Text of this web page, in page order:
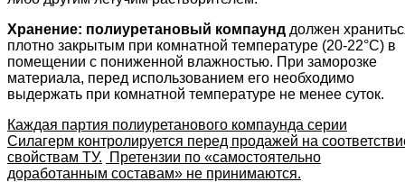
Хранение: полиуретановый компаунд должен
плотно закрытым при комнатной температуре (20-22°C) в
помещении с пониженной влажностью. При заморозке
материала, перед использованием его необходимо
выдержать при комнатной температуре не менее суток.
Каждая партия полиуретанового компаунда серии
Силагерм контролируется перед продажей на
свойствам ТУ.
Претензии по «самостоятельно
доработанным составам» не принимаются.